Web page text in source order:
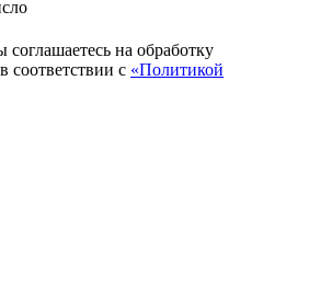
на обработку
соответствии с «Политикой